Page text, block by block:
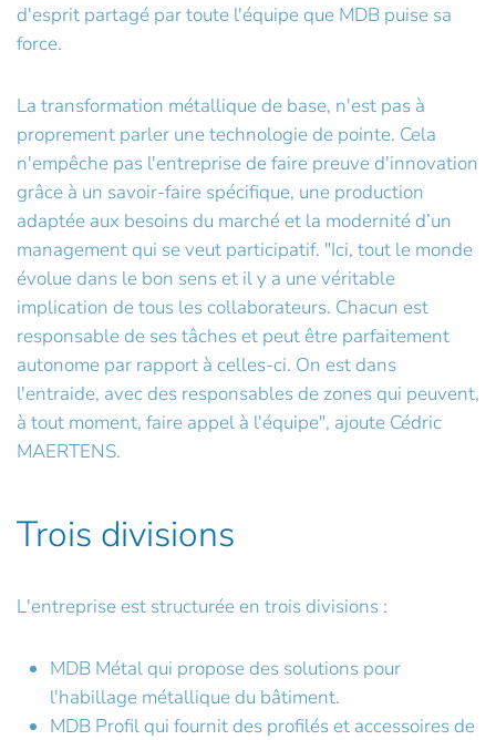
d'esprit partagé par toute l'équipe que MDB puise sa
force.
La transformation métallique de base, n'est pas à
proprement parler une technologie de pointe. Cela
n'empêche pas l'entreprise de faire preuve d'innovation
grâce à un savoir-faire spécifique, une production
adaptée aux besoins du marché et la modernité d’un
management qui se veut participatif. "Ici, tout le monde
évolue dans le bon sens et il y a une véritable
implication de tous les collaborateurs. Chacun est
responsable de ses tâches et peut être parfaitement
autonome par rapport à celles-ci. On est dans
l'entraide, avec des responsables de zones qui peuvent,
à tout moment, faire appel à l'équipe", ajoute Cédric
MAERTENS.
Trois divisions
L'entreprise est structurée en trois divisions :
MDB Métal qui propose des solutions pour
l'habillage métallique du bâtiment.
MDB Profil qui fournit des profilés et accessoires de